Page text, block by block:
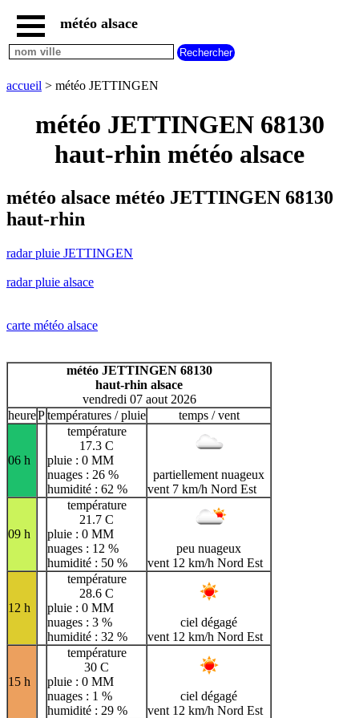
accueil
radar
JETTINGEN
alsace
carte
météo
météo
H
I J K L M
N
T
U
V
W X Y Z
météo alsace
accueil > météo JETTINGEN
météo JETTINGEN 68130
haut-rhin météo alsace
météo alsace météo JETTINGEN 68130
haut-rhin
radar pluie JETTINGEN
radar pluie alsace
carte météo alsace
météo JETTINGEN 68130
haut-rhin alsace
vendredi 07 aout 2026
heurePtempératures / pluie temps / vent
06 h
température
17.3 C
pluie : 0 MM
nuages : 26 %
humidité : 62 %
partiellement nuageux
vent 7 km/h Nord Est
09 h
température
21.7 C
pluie : 0 MM
nuages : 12 %
humidité : 50 %
peu nuageux
vent 12 km/h Nord Est
12 h
température
28.6 C
pluie : 0 MM
nuages : 3 %
humidité : 32 %
ciel dégagé
vent 12 km/h Nord Est
15 h
température
30 C
pluie : 0 MM
nuages : 1 %
humidité : 29 %
ciel dégagé
vent 12 km/h Nord Est